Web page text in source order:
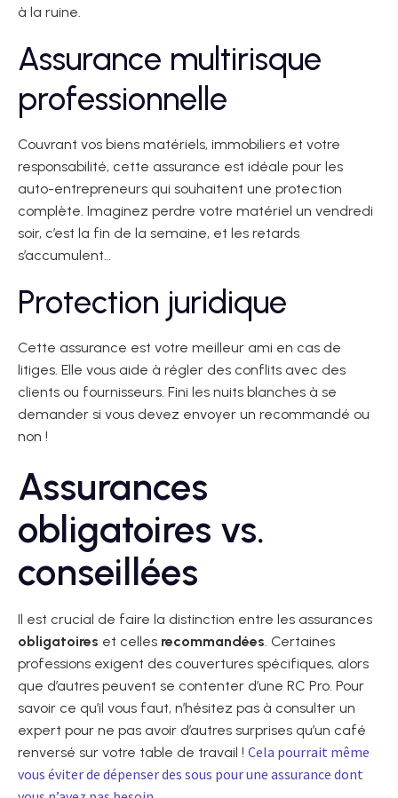
à la ruine.
Assurance multirisque
professionnelle
Couvrant vos biens matériels, immobiliers et votre
responsabilité, cette assurance est idéale pour les
auto-entrepreneurs qui souhaitent une protection
complète. Imaginez perdre votre matériel un vendredi
soir, c’est la fin de la semaine, et les retards
s’accumulent…
Protection juridique
Cette assurance est votre meilleur ami en cas de
litiges. Elle vous aide à régler des conflits avec des
clients ou fournisseurs. Fini les nuits blanches à se
demander si vous devez envoyer un recommandé ou
non !
Assurances
obligatoires vs.
conseillées
Il est crucial de faire la distinction entre les assurances
obligatoires et celles recommandées. Certaines
professions exigent des couvertures spécifiques, alors
que d’autres peuvent se contenter d’une RC Pro. Pour
savoir ce qu’il vous faut, n’hésitez pas à consulter un
expert pour ne pas avoir d’autres surprises qu’un café
renversé sur votre table de travail ! Cela pourrait même
vous éviter de dépenser des sous pour une assurance dont